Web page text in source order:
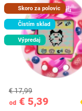
Skoro za polovic
Čistím sklad
Výpredaj
od € 5,39
€ 17,99